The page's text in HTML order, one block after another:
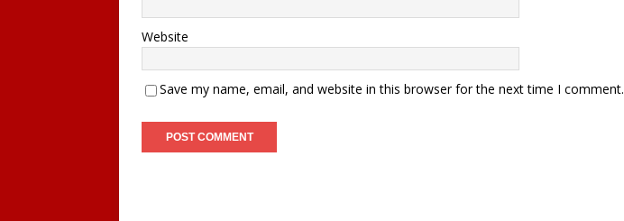
Website
Save my name, email, and website in this browser for the next time I comment.